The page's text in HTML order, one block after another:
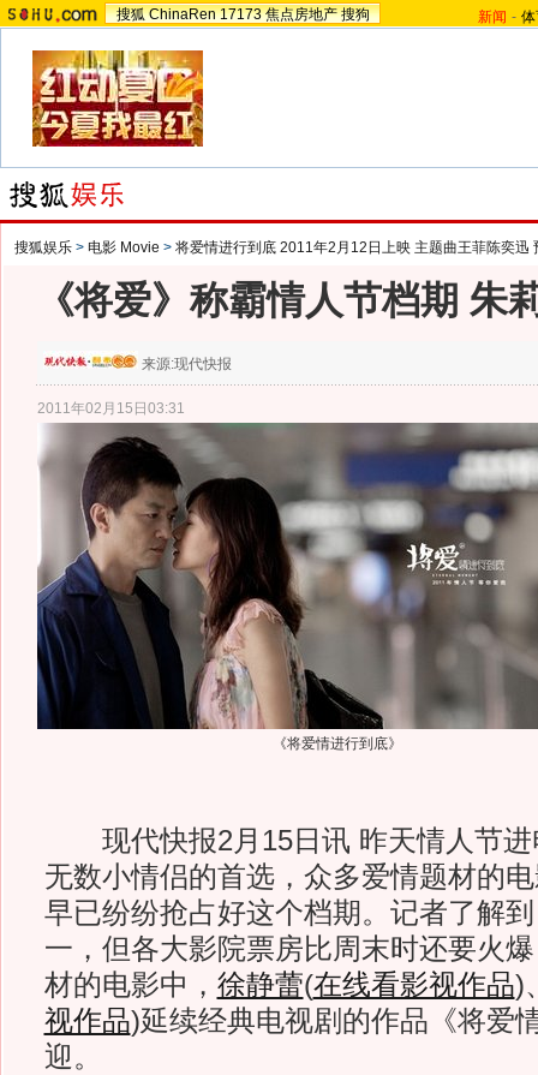
搜狐 ChinaRen 17173 焦点房地产 搜狗 新闻 -
搜狐娱乐 > 电影 Movie > 将爱情进行到底 2011年2月12日上映 主题曲王菲陈奕迅
《将爱》称霸情人节档期 朱
来源:现代快报
2011年02月15日03:31
《将爱情进行到底》
现代快报2月15日讯 昨天情人节进
无数小情侣的首选，众多爱情题材的
早已纷纷抢占好这个档期。记者了解
一，但各大影院票房比周末时还要火
材的电影中， 徐静蕾(在线看影视作品)
视作品)延续经典电视剧的作品《将爱
迎。